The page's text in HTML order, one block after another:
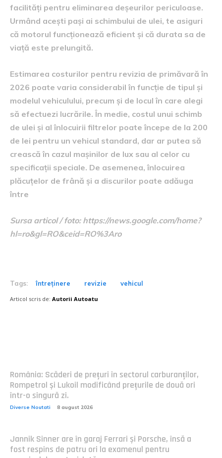
facilități pentru eliminarea deșeurilor periculoase.
Urmând acești pași ai schimbului de ulei, te asiguri
că motorul funcționează eficient și că durata sa de
viață este prelungită.
Estimarea costurilor pentru revizia de primăvară în
2026 poate varia considerabil în funcție de tipul și
modelul vehiculului, precum și de locul în care alegi
să efectuezi lucrările. În medie, costul unui schimb
de ulei și al înlocuirii filtrelor poate începe de la 200
de lei pentru un vehicul standard, dar ar putea să
crească în cazul mașinilor de lux sau al celor cu
specificații speciale. De asemenea, înlocuirea
plăcuțelor de frână și a discurilor poate adăuga
între
Sursa articol / foto: https://news.google.com/home?
hl=ro&gl=RO&ceid=RO%3Aro
Tags: întreținere revizie vehicul
Articol scris de: Autorii Autoatu
România: Scăderi de prețuri în sectorul carburanților,
Rompetrol și Lukoil modificând prețurile de două ori
într-o singură zi.
Diverse Noutati 8 august 2026
Jannik Sinner are în garaj Ferrari și Porsche, însă a
fost respins de patru ori la examenul pentru